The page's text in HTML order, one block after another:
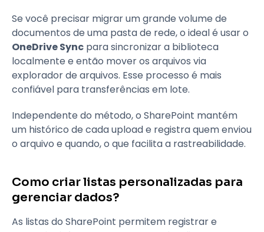
Se você precisar migrar um grande volume de
documentos de uma pasta de rede, o ideal é usar o
OneDrive Sync para sincronizar a biblioteca
localmente e então mover os arquivos via
explorador de arquivos. Esse processo é mais
confiável para transferências em lote.
Independente do método, o SharePoint mantém
um histórico de cada upload e registra quem enviou
o arquivo e quando, o que facilita a rastreabilidade.
Como criar listas personalizadas para
gerenciar dados?
As listas do SharePoint permitem registrar e